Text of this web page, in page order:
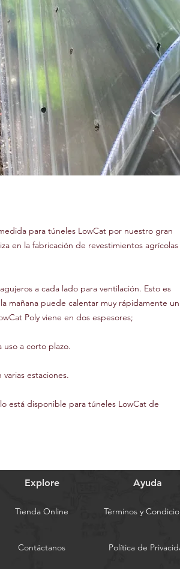
para túneles LowCat por nuestro gran
en la fabricación de revestimientos agrícolas
a cada lado para ventilación. Esto es
mañana puede calentar muy rápidamente un
Poly viene en dos espesores;
uso a corto plazo.
estaciones.
está disponible para túneles LowCat de
Explore Ayuda
Tienda Online Términos y
Contáctanos Política de